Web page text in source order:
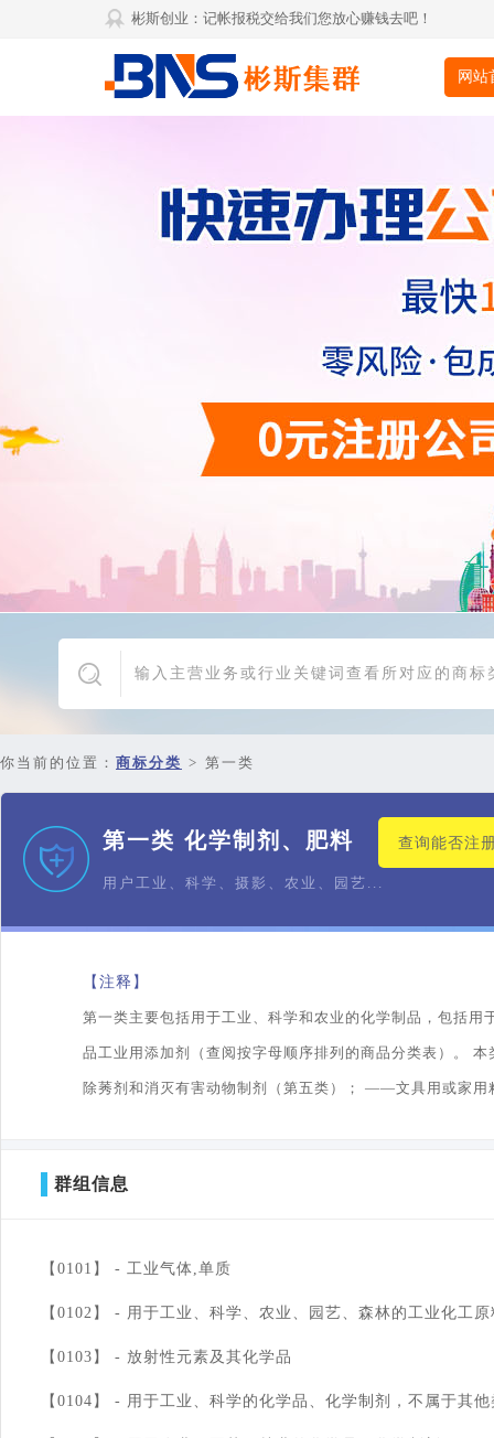
彬斯创业：记帐报税交给我们您放心赚钱去吧！
网站
你当前的位置： 商标分类 > 第一类
第一类 化学制剂、肥料 查询能否注
用户工业、科学、摄影、农业、园艺...
【注释】
第一类主要包括用于工业、科学和农业的化学制品，包
品工业用添加剂（查阅按字母顺序排列的商品分类表）
除莠剂和消灭有害动物制剂（第五类）； ——文具用或家
群组信息
【0101】 - 工业气体,单质
【0102】 - 用于工业、科学、农业、园艺、森林的工业化工原
【0103】 - 放射性元素及其化学品
【0104】 - 用于工业、科学的化学品、化学制剂，不属于其